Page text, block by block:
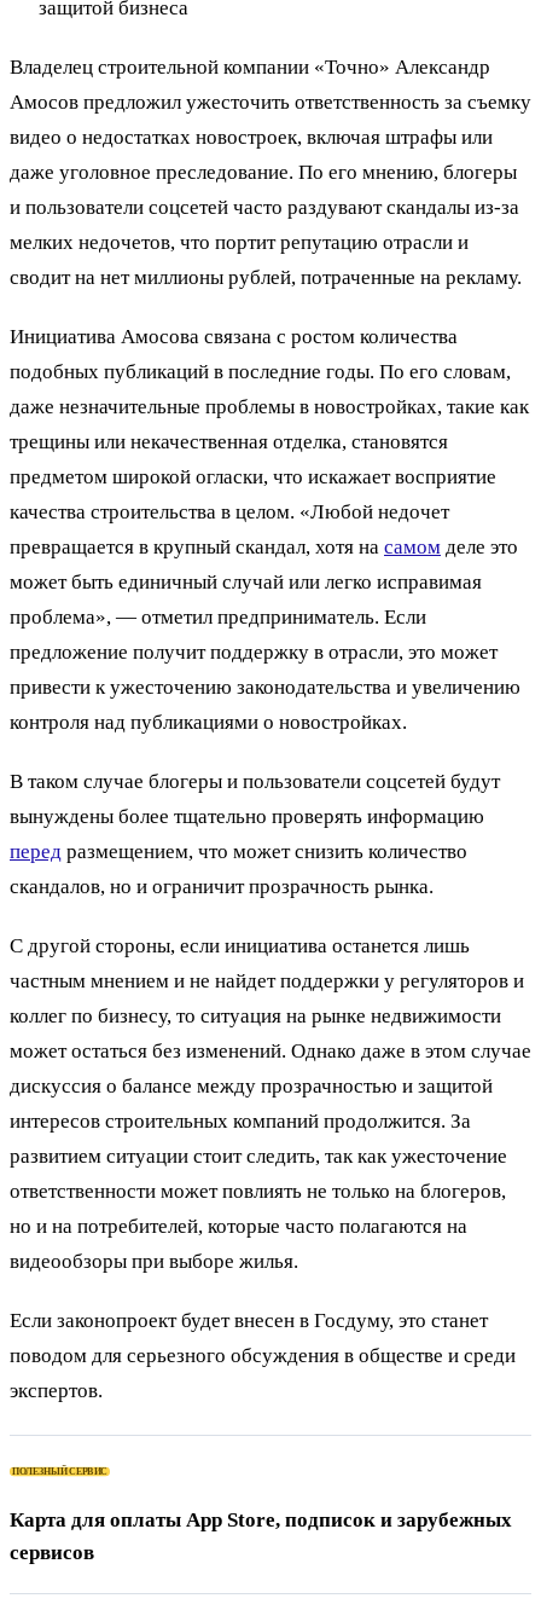
защитой бизнеса
Владелец строительной компании «Точно» Александр
Амосов предложил ужесточить ответственность за съемку
видео о недостатках новостроек, включая штрафы или
даже уголовное преследование. По его мнению, блогеры
и пользователи соцсетей часто раздувают скандалы из-за
мелких недочетов, что портит репутацию отрасли и
сводит на нет миллионы рублей, потраченные на рекламу.
Инициатива Амосова связана с ростом количества
подобных публикаций в последние годы. По его словам,
даже незначительные проблемы в новостройках, такие как
трещины или некачественная отделка, становятся
предметом широкой огласки, что искажает восприятие
качества строительства в целом. «Любой недочет
превращается в крупный скандал, хотя на самом деле это
может быть единичный случай или легко исправимая
проблема», — отметил предприниматель. Если
предложение получит поддержку в отрасли, это может
привести к ужесточению законодательства и увеличению
контроля над публикациями о новостройках.
В таком случае блогеры и пользователи соцсетей будут
вынуждены более тщательно проверять информацию
перед размещением, что может снизить количество
скандалов, но и ограничит прозрачность рынка.
С другой стороны, если инициатива останется лишь
частным мнением и не найдет поддержки у регуляторов и
коллег по бизнесу, то ситуация на рынке недвижимости
может остаться без изменений. Однако даже в этом случае
дискуссия о балансе между прозрачностью и защитой
интересов строительных компаний продолжится. За
развитием ситуации стоит следить, так как ужесточение
ответственности может повлиять не только на блогеров,
но и на потребителей, которые часто полагаются на
видеообзоры при выборе жилья.
Если законопроект будет внесен в Госдуму, это станет
поводом для серьезного обсуждения в обществе и среди
экспертов.
ПОЛЕЗНЫЙ СЕРВИС
Карта для оплаты App Store, подписок и зарубежных
сервисов